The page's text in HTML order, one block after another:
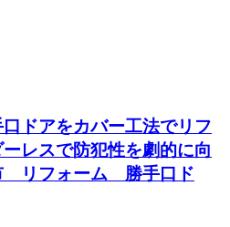
口ドアをカバー工法でリフ
レスで防犯性を劇的に向
リフォーム 勝手口ド